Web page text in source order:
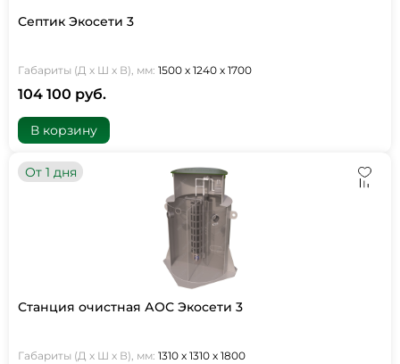
Септик Экосети 3
Габариты (Д х Ш х В), мм: 1500 х 1240 х 1700
104 100 руб.
В корзину
От 1 дня
Станция очистная АОС Экосети 3
Габариты (Д х Ш х В), мм: 1310 х 1310 х 1800